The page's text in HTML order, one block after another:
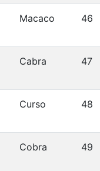
Macaco 46
Cabra 47
Curso 48
Cobra 49